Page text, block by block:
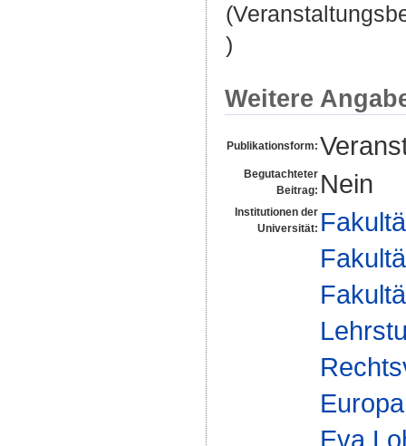
)
Weitere
Publikationsform:
Begutachteter
Beitrag: Nein
Institutionen der
Universität:
Eva